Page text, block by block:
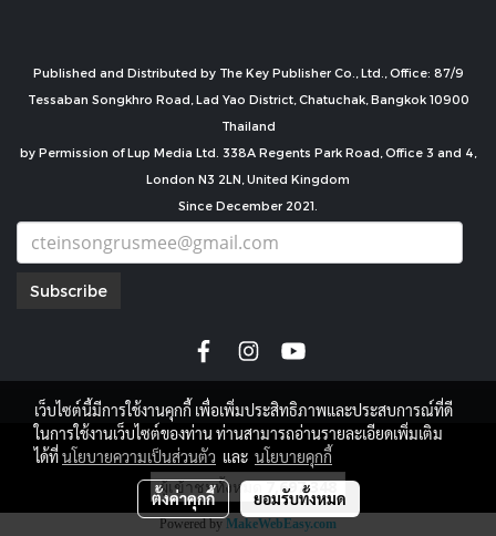
Published and Distributed by The Key Publisher Co., Ltd., Office: 87/9
Tessaban Songkhro Road, Lad Yao District, Chatuchak, Bangkok 10900
Thailand
by Permission of Lup Media Ltd. 338A Regents Park Road, Office 3 and 4,
London N3 2LN, United Kingdom
Since December 2021.
Subscribe
copyright by
ผู้เข้าชมทั้งหมด7,697,348
Powered byMakeWebEasy.com
เว็บไซต์นี้มีการใช้งานคุกกี้ เพื่อเพิ่มประสิทธิภาพและประสบการณ์ที่ดี
ในการใช้งานเว็บไซต์ของท่าน ท่านสามารถอ่านรายละเอียดเพิ่มเติม
ได้ที่นโยบายความเป็นส่วนตัว และ นโยบายคุกกี้
ตั้งค่าคุกกี้ ยอมรับทั้งหมด